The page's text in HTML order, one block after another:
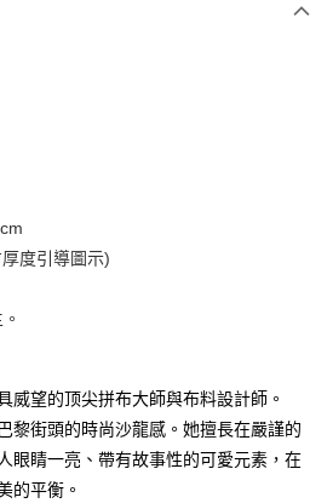
灣大哥大用戶可立即使用無須另外申請。
」，訂單成立後會自動跳轉到大哥付的交易
欲分期的期數、繳款截止日，確認付款後即完
用金額請依後續交易確認頁面所載為準。
確認交易或遇審核未通過，訂單將自動取
品之後才付款」的支付方式。 讓您購物簡單
綁卡、不需儲值。
度引導圖示)
威望的顶尖拼布大師與布料設計師。
黎街頭的時尚沙龍感。她擅長在嚴謹的
眼睛一亮、帶有故事性的可愛元素，在
的平衡。